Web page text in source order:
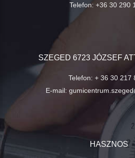
Telefon: +36 30 290
SZEGED 6723 JÓZSEF
Telefon: + 36 30 217
E-mail:
HASZNOS